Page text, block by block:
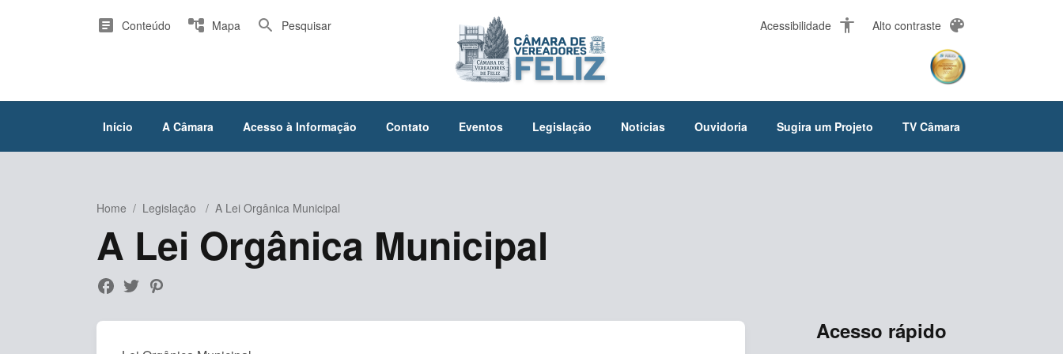
Início A Câmara Acesso à Informação Contato Eventos Legislação Noticias Ouvidoria Sugira um Projeto TV Câmara
article Conteúdo account_tree Mapa search Pesquisar palette
Alto contraste
accessibility
Acessibilidade
Home / Legislação / A Lei Orgânica Municipal
A Lei Orgânica Municipal
Acesso rápido